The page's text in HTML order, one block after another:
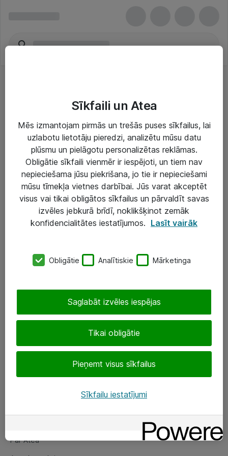
Risinājumi & Pakalpojumi
IT serviss un atbalsts
IT infrastruktūra
Darba vietu IT risinājumi
Serveri un datu centri
SIA „ATEA”
eShop@atea.lv
Sekojiet mums
Par Atea
Par Atea
Sīkfaili un Atea
Mēs izmantojam pirmās un trešās puses sīkfailus, lai
uzlabotu lietotāju pieredzi, analizētu mūsu datu
plūsmu un pielāgotu personalizētas reklāmas.
Obligātie sīkfaili vienmēr ir iespējoti, un tiem nav
nepieciešama jūsu piekrišana, jo tie ir nepieciešami
mūsu tīmekļa vietnes darbībai. Jūs varat akceptēt
visus vai tikai obligātos sīkfailus un pārvaldīt savas
izvēles jebkurā brīdī, noklikšķinot zemāk
konfidencialitātes iestatījumos. Lasīt vairāk
Obligātie Analītiskie Mārketinga
Tikai obligātie
Pieņemt visus sīkfailus
Saglabāt izvēles iespējas
Sīkfailu iestatījumi